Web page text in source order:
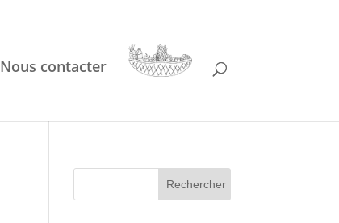
Nous contacter